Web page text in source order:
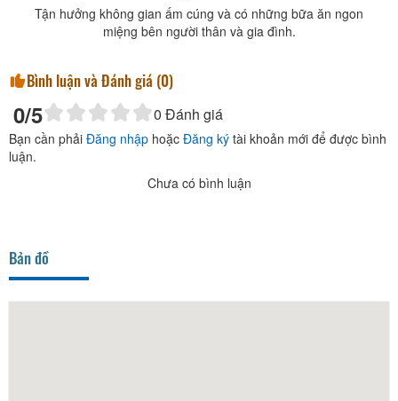
Tận hưởng không gian ấm cúng và có những bữa ăn ngon
miệng bên người thân và gia đình.
Bình luận và Đánh giá (0)
0/5 0 Đánh giá
Bạn cần phải Đăng nhập hoặc Đăng ký tài khoản mới để được bình
luận.
Chưa có bình luận
Bản đồ